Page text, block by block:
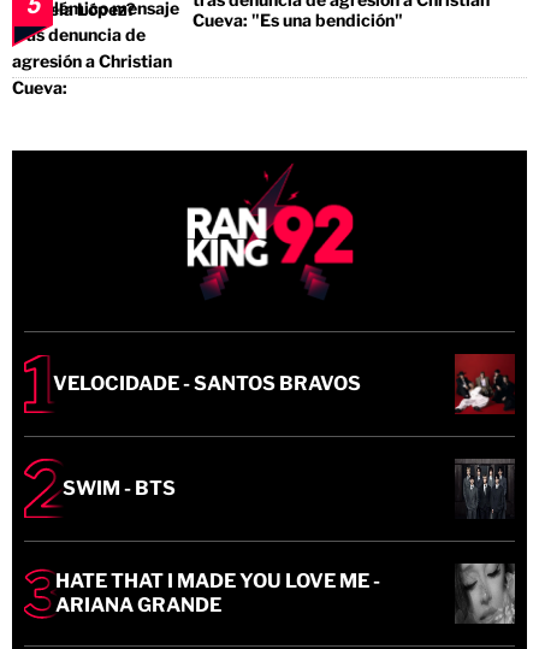
Cueva: "Es una bendición"
VELOCIDADE - SANTOS BRAVOS
SWIM - BTS
HATE THAT I MADE YOU LOVE ME -
ARIANA GRANDE